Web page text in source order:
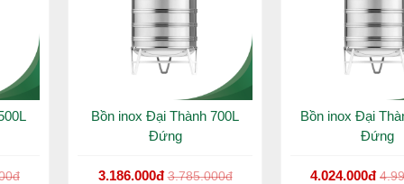
kiệm diện tích lắp đặt; bề mặt sáng bóng, mang lại tính thẩm
Đại Thành, giúp bồn chịu lực tốt, hạn chế móp méo và biến dạng
ổn định và an toàn khi lắp đặt trên nhiều vị trí khác nhau.
tiến trên dây chuyền hiện đại, mối hàn đều – kín – chắc, hạn chế
Bồn inox Đại Thành 700L
Đứng
3.186.000đ 3.785.000đ
Bồn inox Đại
Đứng
4.024.000đ